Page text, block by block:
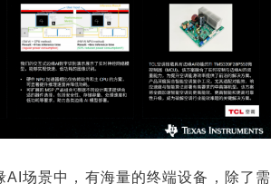
场景中，有海量的终端设备，除了需